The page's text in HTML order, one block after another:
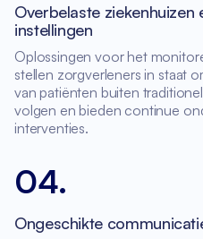
Overbelaste ziekenhuizen
instellingen
Oplossingen voor het
stellen zorgverleners in staat
van patiënten buiten
volgen en bieden continue
interventies.
04.
Ongeschikte